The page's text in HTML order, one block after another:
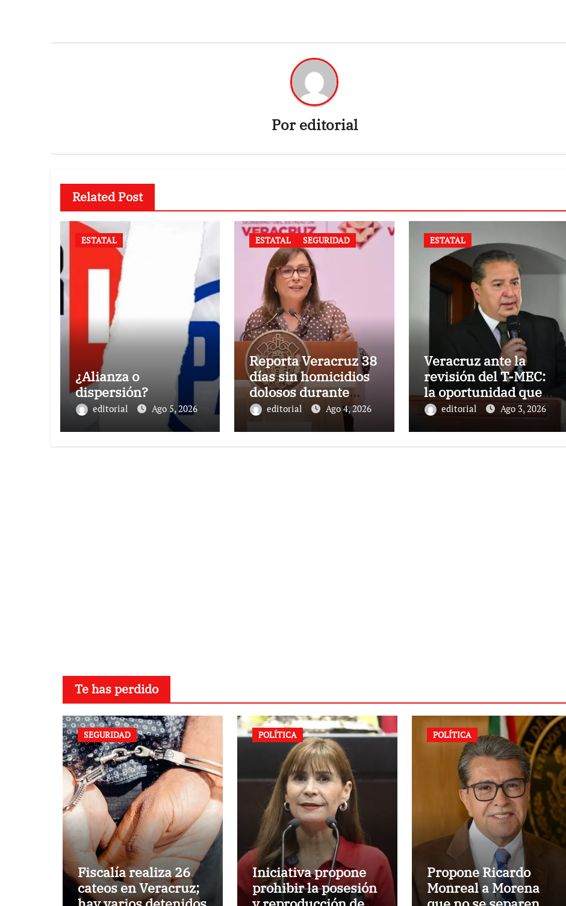
Poreditorial
Related Post
ESTATAL
¿Alianza o
dispersión?
editorial Ago 5, 2026
ESTATAL SEGURIDAD
Reporta Veracruz 38
días sin homicidios
dolosos durante
2026editorial Ago 4, 2026
ESTATAL
Veracruz ante la
revisión del T-MEC:
la oportunidad que
no estamos viendo
editorial Ago 3, 2026
Te has perdido
SEGURIDAD
Fiscalía realiza 26
cateos en Veracruz;
POLÍTICA
Iniciativa propone
prohibir la posesión
POLÍTICA
Propone Ricardo
Monreal a Morena